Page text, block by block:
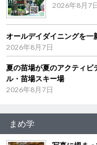
2026年8月7
オールデイダイニングを
2026年8月7日
夏の苗場が夏のアクティ
ル・苗場スキー場
2026年8月7日
まめ学